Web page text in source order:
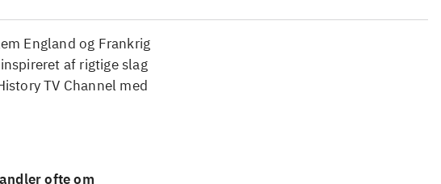
England og Frankrig
af rigtige slag
TV Channel med
ofte om